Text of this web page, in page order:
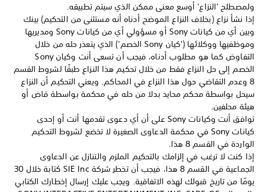
ولمصطلح 'النزاع' أوسع معنى ممكن الذي سيتم تطبيقه.
إذا نشأ نزاع (بخلاف النزاع الموضح أدناه أنه مستثنى من التحكيم) بينك
وبين أي من كيانات Sony أو مسؤولي أي من كيانات Sony ومديريها
وموظفيها ووكلائها ('كيان Sony الخصم') الذي يتعذر حله من خلال
التفاوض كما هو مطلوب أدناه، فيجب أن تسعى أنت وكيان Sony
الخصم إلى حل النزاع فقط من خلال تحكيم هذا النزاع طبقًا لشروط القسم
8 وعدم التقاضي حول هذا النزاع في المحاكم. ويعني التحكيم أن النزاع
سيحل بواسطة محكم محايد بدلا من حله في محكمة بواسطة قاض أو
هيئة محلفين.
توافق أنت وكيانات Sony على أن أي دعوى تقدمها أنت أو إحدى
كيانات Sony في محكمة الدعاوى الصغيرة لا تخضع لشروط التحكيم
الواردة في القسم 8 هذا.
إذا كنت لا ترغب في إلزامك بالتحكيم الملزم والتنازل عن الدعاوى
الجماعية في القسم 8 هذا، فيجب أن تخطر شركة SIE Inc كتابة خلال 30
يومًا من تاريخ قبولك لهذه الاتفاقية. ويجب عليك إرسال إخطارك الكتابي